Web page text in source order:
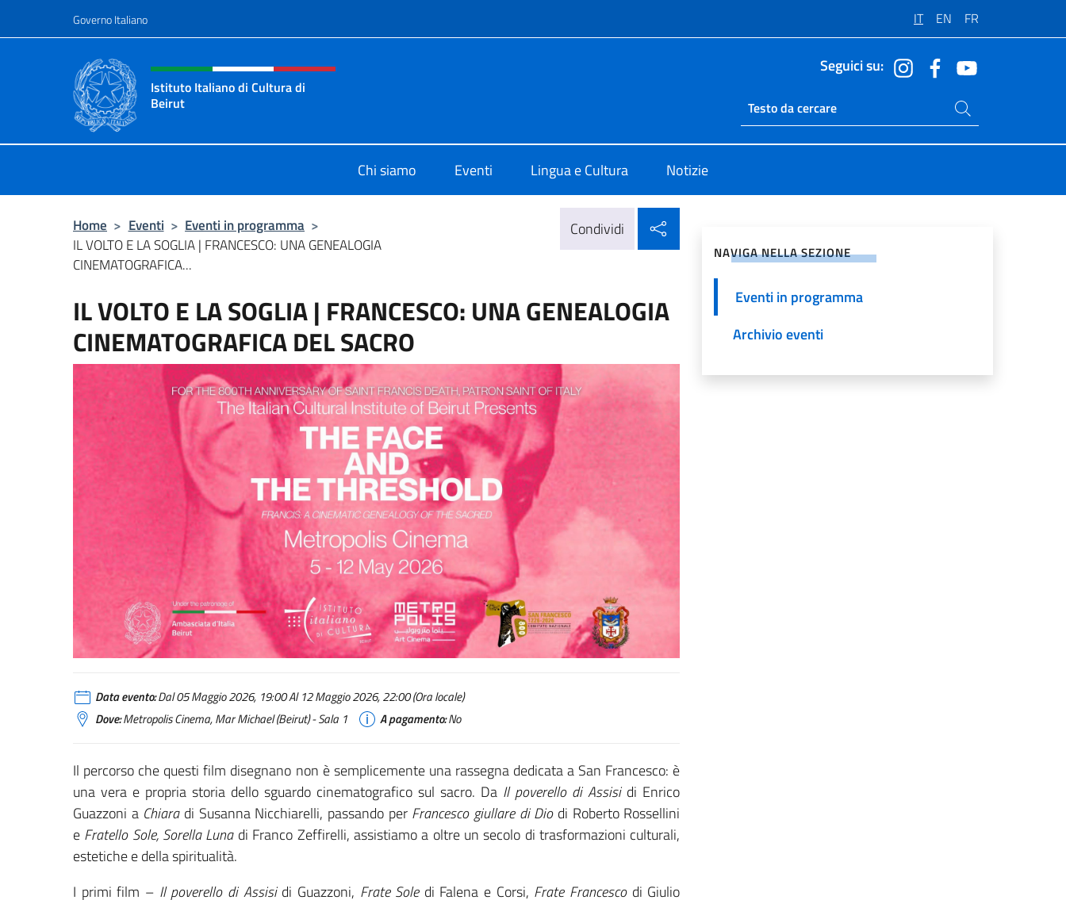
Governo Italiano IT EN FR
Intestazione sito, social e menù
Istituto Italiano di Cultura di
Beirut
Seguici su:
Ricerca sito live
Cerca nel sito
Chi siamo Eventi Lingua e Cultura Notizie
Home > Eventi > Eventi in programma >
IL VOLTO E LA SOGLIA | FRANCESCO: UNA GENEALOGIA
CINEMATOGRAFICA...
Condividi
IL VOLTO E LA SOGLIA | FRANCESCO: UNA GENEALOGIA
CINEMATOGRAFICA DEL SACRO
Data evento:Dal 05 Maggio 2026, 19:00 Al 12 Maggio 2026, 22:00 (Ora locale)
Dove:Metropolis Cinema, Mar Michael (Beirut) - Sala 1 A pagamento:No
Il percorso che questi film disegnano non è semplicemente una rassegna dedicata a San Francesco: è
una vera e propria storia dello sguardo cinematografico sul sacro. Da Il poverello di Assisidi Enrico
Guazzoni a Chiaradi Susanna Nicchiarelli, passando per Francesco giullare di Diodi Roberto Rossellini
e Fratello Sole, Sorella Lunadi Franco Zeffirelli, assistiamo a oltre un secolo di trasformazioni culturali,
estetiche e della spiritualità.
I primi film – Il poverello di Assisidi Guazzoni, Frate Soledi Falena e Corsi, Frate Francescodi Giulio
NAVIGA NELLA SEZIONE
Eventi in programma
Archivio eventi